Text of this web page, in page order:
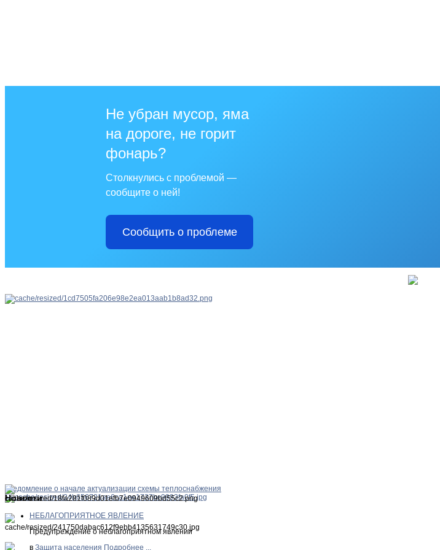
Не убран мусор, яма
на дороге, не горит
фонарь?
Столкнулись с проблемой —
сообщите о ней!
Сообщить о проблеме
Уведомление о начале актуализации схемы теплоснабжения
Новости
НЕБЛАГОПРИЯТНОЕ ЯВЛЕНИЕ
Предупреждение о неблагоприятном явлении
в Защита населения Подробнее ...